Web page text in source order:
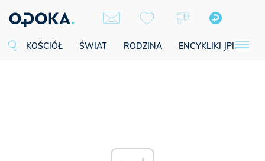
KOŚCIÓŁ ŚWIAT RODZINA ENCYKLIKI JPII